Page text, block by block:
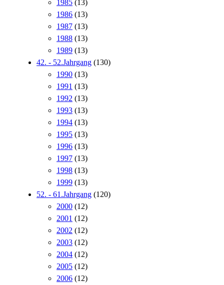
1985 (13)
1986 (13)
1987 (13)
1988 (13)
1989 (13)
42. - 52.Jahrgang (130)
1990 (13)
1991 (13)
1992 (13)
1993 (13)
1994 (13)
1995 (13)
1996 (13)
1997 (13)
1998 (13)
1999 (13)
52. - 61.Jahrgang (120)
2000 (12)
2001 (12)
2002 (12)
2003 (12)
2004 (12)
2005 (12)
2006 (12)